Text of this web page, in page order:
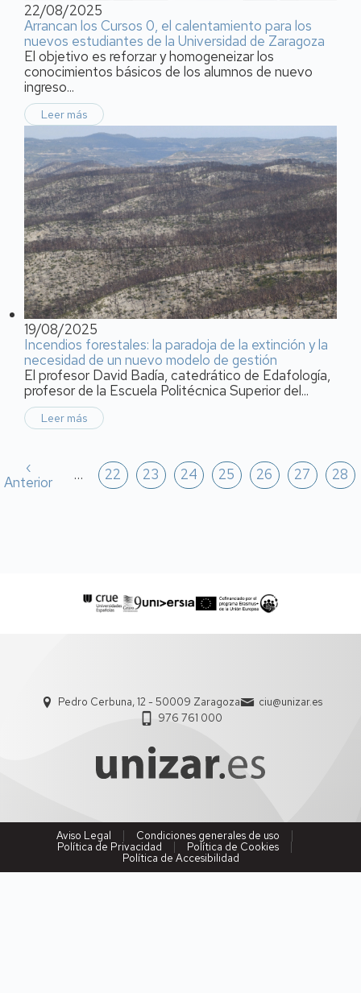
22/08/2025
Arrancan los Cursos 0, el calentamiento para los
nuevos estudiantes de la Universidad de Zaragoza
El objetivo es reforzar y homogeneizar los
conocimientos básicos de los alumnos de nuevo
ingreso...
Leer más
19/08/2025
Incendios forestales: la paradoja de la extinción y la
necesidad de un nuevo modelo de gestión
El profesor David Badía, catedrático de Edafología,
profesor de la Escuela Politécnica Superior del...
Leer más
Página
anterior
‹
Anterior
… Página
22 Página
23 Página
24 Página
25 Página
26 Página
27 28
Pedro Cerbuna, 12 - 50009 Zaragoza
ciu@unizar.es
976 761 000
Aviso Legal
Condiciones generales de uso
Política de Privacidad
Política de Cookies
Política de Accesibilidad